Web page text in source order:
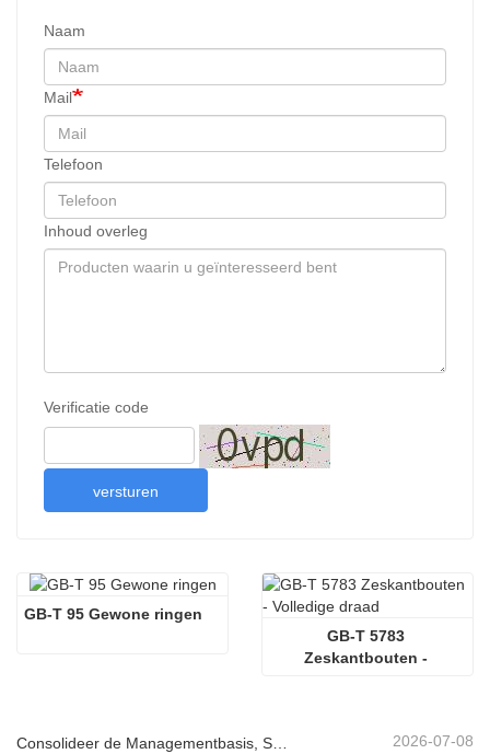
Naam
Mail
Telefoon
Inhoud overleg
Verificatie code
versturen
GB-T 95 Gewone ringen
GB-T 5783
Zeskantbouten -
Consolideer de Managementbasis, Streef naar Kwaliteitsgedreven Vooruitgang | Het Bedrijf Houdt de Afsluitingsvergadering voor de Vier Grote Managementsystemen van 2026 2026-07-08